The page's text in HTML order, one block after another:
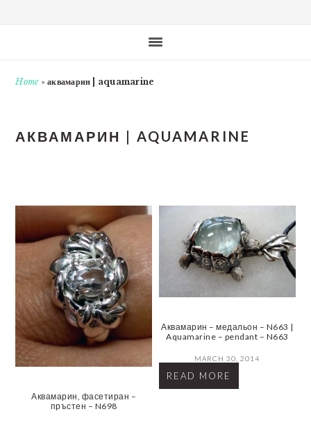
Home»аквамарин | aquamarine
АКВАМАРИН | AQUAMARINE
Аквамарин, фасетиран –
пръстен – N698
Аквамарин – медальон – N663 |
Aquamarine – pendant – N663
MARCH 30, 2014
READ MORE